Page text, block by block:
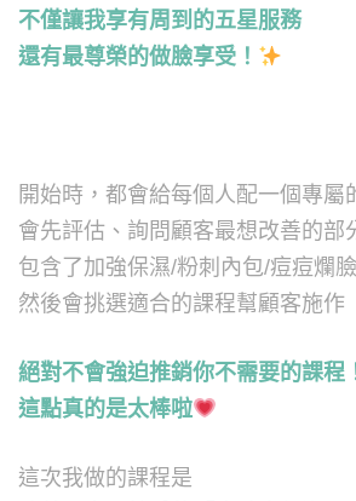
不僅讓我享有周到的五星服務
還有最尊榮的做臉享受！
開始時，都會給每個人配一個專屬
會先評估、詢問顧客最想改善的部
包含了加強保濕/粉刺內包/痘痘爛
然後會挑選適合的課程幫顧客施作
絕對不會強迫推銷你不需要的課程
這點真的是太棒啦
這次我做的課程是